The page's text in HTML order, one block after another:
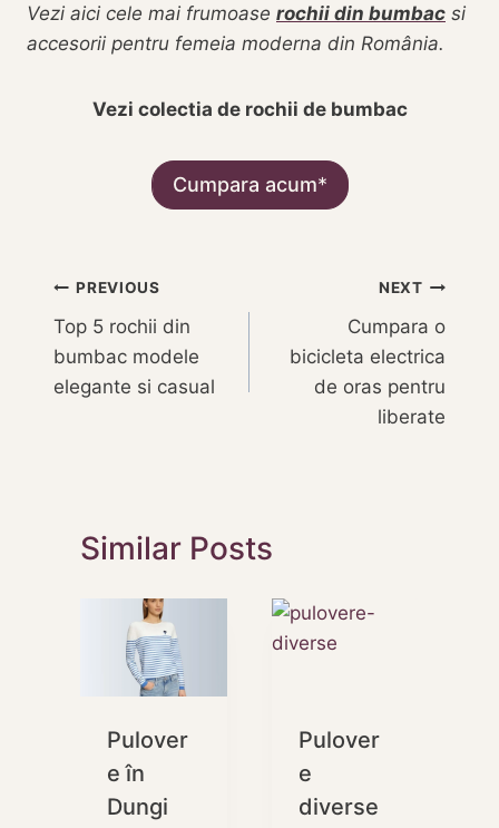
Vezi aici cele mai frumoase rochii din bumbac si
accesorii pentru femeia moderna din România.
Vezi colectia de rochii de bumbac
Cumpara acum
Navigare
în
articole
PREVIOUS
Top 5 rochii din
bumbac modele
elegante si casual
NEXT
Cumpara o
bicicleta electrica
de oras pentru
liberate
Similar Posts
Pulover
e în
Dungi
Pulover
e
diverse